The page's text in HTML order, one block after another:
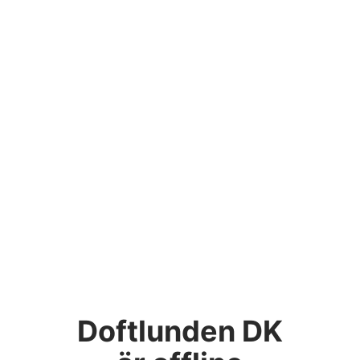
Doftlunden DK